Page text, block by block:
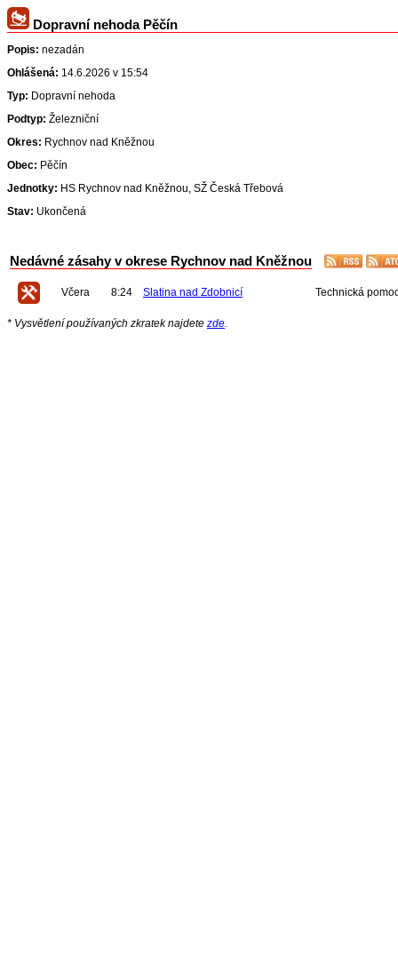
Dopravní nehoda Pěčín
Popis: nezadán
Ohlášená: 14.6.2026 v 15:54
Typ: Dopravní nehoda
Podtyp: Železniční
Okres: Rychnov nad Kněžnou
Obec: Pěčín
Jednotky: HS Rychnov nad Kněžnou, SŽ Česká Třebová
Stav: Ukončená
Nedávné zásahy v okrese Rychnov nad Kněžnou
Včera 8:24 Slatina nad Zdobnicí Technická
* Vysvětlení používaných zkratek najdete zde.